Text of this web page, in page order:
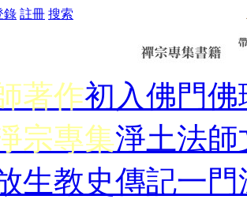
錄 註冊 搜索
著作初入佛門佛
宗專集淨土法師
生教史傳記一門